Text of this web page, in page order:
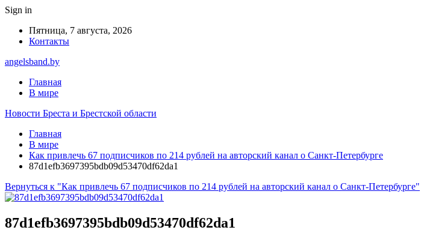
Sign in
Пятница, 7 августа, 2026
Контакты
angelsband.by
Главная
В мире
Новости Бреста и Брестской области
Главная
В мире
Как привлечь 67 подписчиков по 214 рублей на авторский канал о Санкт-Петербурге
87d1efb3697395bdb09d53470df62da1
Вернуться к "Как привлечь 67 подписчиков по 214 рублей на авторский канал о Санкт-Петербурге"
87d1efb3697395bdb09d53470df62da1